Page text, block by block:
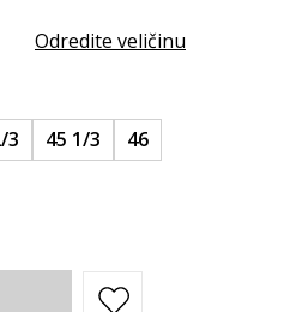
Odredite veličinu
3 45 1/3
46